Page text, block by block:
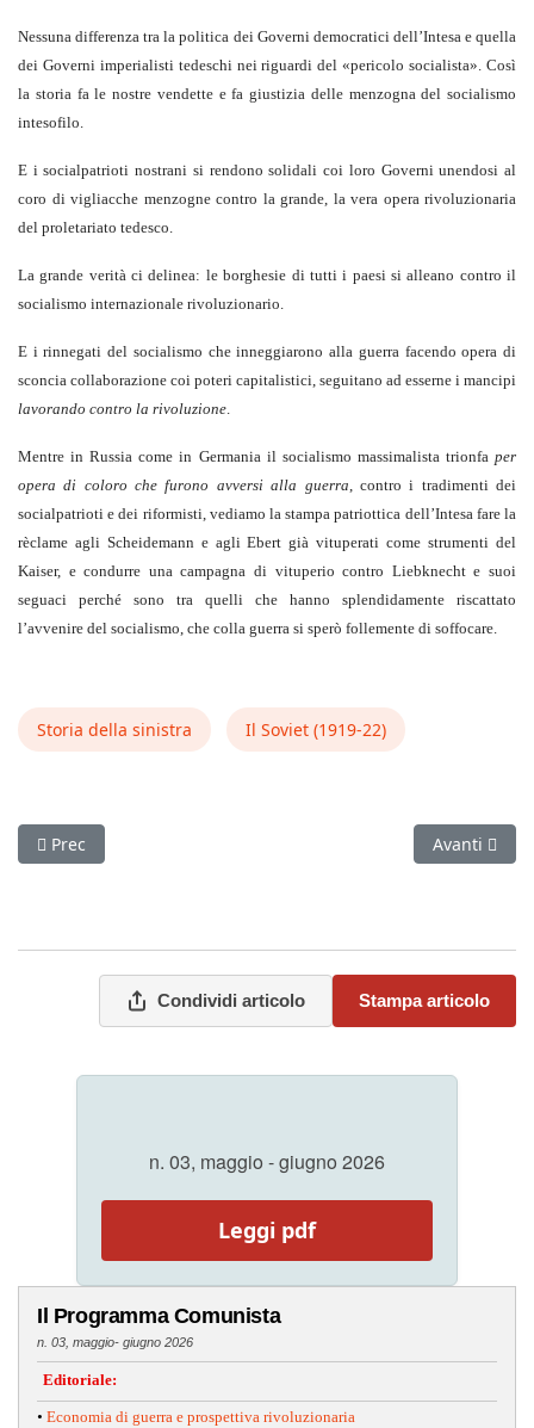
Nessuna differenza tra la politica dei Governi democratici dell’Intesa e quella
dei Governi imperialisti tedeschi nei riguardi del «pericolo so­cialista». Così
la storia fa le nostre vendette e fa giustizia delle menzogna del socialismo
intesofilo.
E i socialpatrioti nostrani si rendono solidali coi loro Governi unendosi al
coro di vigliacche menzogne contro la grande, la vera opera rivoluzionaria
del proletariato tedesco.
La grande verità ci delinea: le borghesie di tutti i paesi si alleano contro il
socialismo internazionale rivoluzionario.
E i rinnegati del socialismo che inneggiarono alla guerra facendo opera di
sconcia collaborazione coi poteri capitalistici, seguitano ad esserne i man­cipi
lavorando contro la rivoluzione.
Mentre in Russia come in Germania il socialismo massimalista trionfa per
opera di coloro che furono avversi alla guerra, contro i tradimenti dei
socialpatrioti e dei riformisti, vediamo la stampa patriottica dell’Intesa fare la
rèclame agli Scheidemann e agli Ebert già vituperati come strumenti del
Kaiser, e condurre una campagna di vituperio contro Liebknecht e suoi
seguaci perché sono tra quelli che hanno splendidamente riscattato
l’avvenire del socialismo, che colla guerra si sperò follemente di soffocare.
Storia della sinistra Il Soviet (1919‑22)
Articolo precedente: Contro gli equivoci e le insidie del
Prec Articolo
Avanti
Condividi articolo Stampa articolo
n. 03, maggio - giugno 2026
Leggi pdf
Il Programma Comunista
n. 03, maggio- giugno 2026
Editoriale:
• Economia di guerra e prospettiva rivoluzionaria